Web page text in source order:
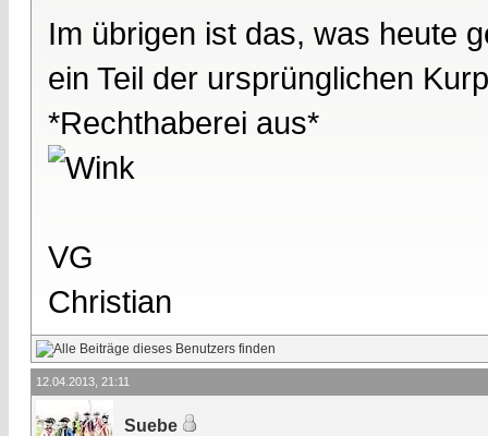
Im übrigen ist das, was heute
ein Teil der ursprünglichen
*Rechthaberei aus*
VG
Christian
12.04.2013, 21:11
Suebe